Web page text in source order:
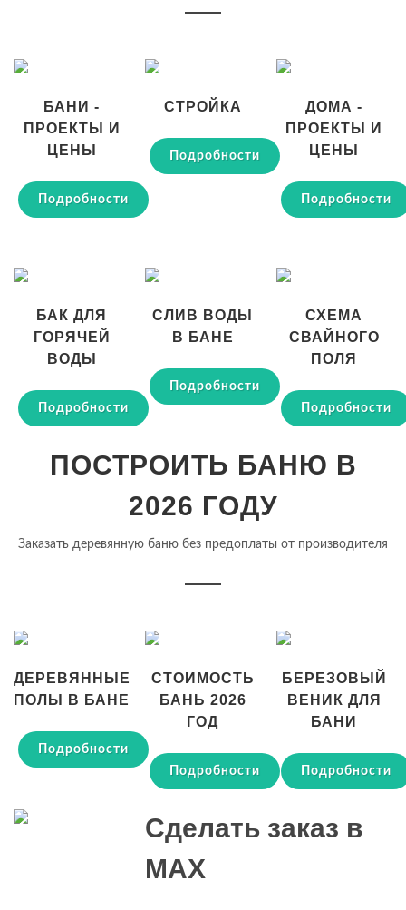
БАНИ -
ПРОЕКТЫ И
ЦЕНЫ
Подробности
СТРОЙКА
Подробности
ДОМА -
ПРОЕКТЫ И
ЦЕНЫ
Подробности
БАК ДЛЯ
ГОРЯЧЕЙ
ВОДЫ
Подробности
СЛИВ ВОДЫ
В БАНЕ
Подробности
СХЕМА
СВАЙНОГО
ПОЛЯ
Подробности
ПОСТРОИТЬ БАНЮ В
2026 ГОДУ
Заказать деревянную баню без предоплаты от производителя
ДЕРЕВЯННЫЕ
ПОЛЫ В БАНЕ
Подробности
СТОИМОСТЬ
БАНЬ 2026
ГОД
Подробности
БЕРЕЗОВЫЙ
ВЕНИК ДЛЯ
БАНИ
Подробности
Сделать заказ в
MAX